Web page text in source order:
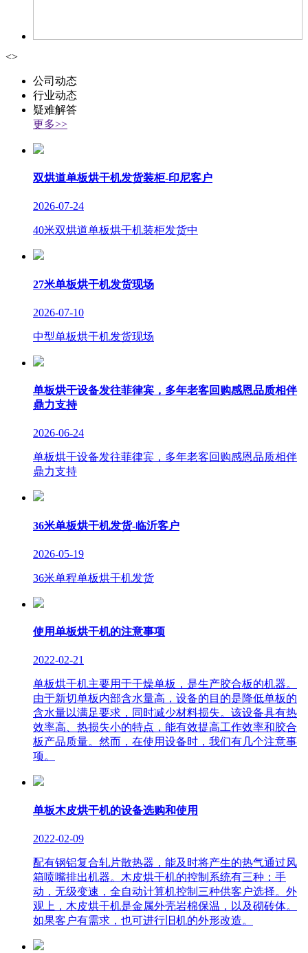
<>
公司动态
行业动态
疑难解答
更多>>
双烘道单板烘干机发货装柜-印尼客户
2026-07-24
40米双烘道单板烘干机装柜发货中
27米单板烘干机发货现场
2026-07-10
中型单板烘干机发货现场
单板烘干设备发往菲律宾，多年老客回购感恩品质相伴
鼎力支持
2026-06-24
单板烘干设备发往菲律宾，多年老客回购感恩品质相伴
鼎力支持
36米单板烘干机发货-临沂客户
2026-05-19
36米单程单板烘干机发货
使用单板烘干机的注意事项
2022-02-21
单板烘干机主要用于干燥单板，是生产胶合板的机器。
由于新切单板内部含水量高，设备的目的是降低单板的
含水量以满足要求，同时减少材料损失。该设备具有热
效率高、热损失小的特点，能有效提高工作效率和胶合
板产品质量。然而，在使用设备时，我们有几个注意事
项。
单板木皮烘干机的设备选购和使用
2022-02-09
配有钢铝复合轧片散热器，能及时将产生的热气通过风
箱喷嘴排出机器。木皮烘干机的控制系统有三种：手
动，无级变速，全自动计算机控制三种供客户选择。外
观上，木皮烘干机是金属外壳岩棉保温，以及砌砖体。
如果客户有需求，也可进行旧机的外形改造。